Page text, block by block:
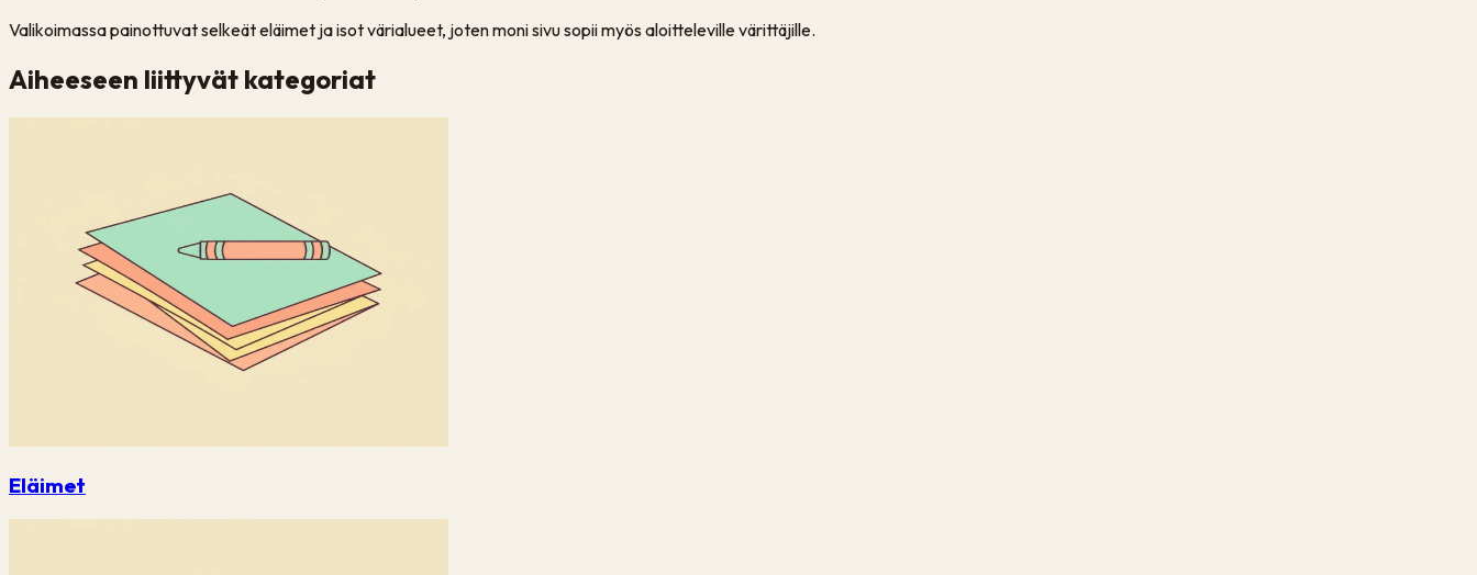
Valikoimassa painottuvat selkeät eläimet ja isot värialueet, joten moni sivu sopii myös aloitteleville värittäjille.
Aiheeseen liittyvät kategoriat
Eläimet